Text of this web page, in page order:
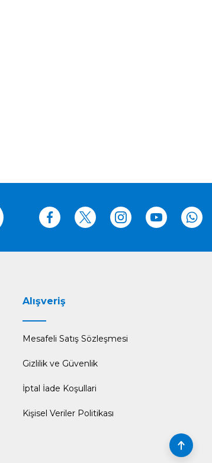
Alışveriş
Mesafeli Satış Sözleşmesi
Gizlilik ve Güvenlik
İptal İade Koşullari
Kişisel Veriler Politikası